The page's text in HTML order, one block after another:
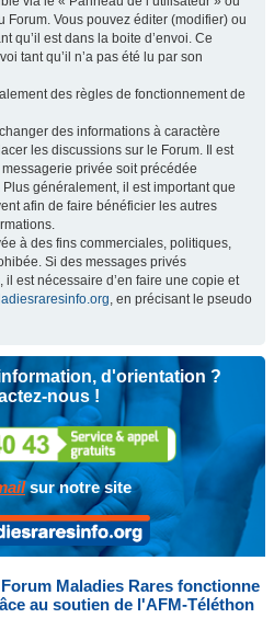
Forum. Vous pouvez éditer (modifier) ou
qu’il est dans la boite d’envoi. Ce
tant qu’il n’a pas été lu par son
des règles de fonctionnement de
des informations à caractère
les discussions sur le Forum. Il est
privée soit précédée
généralement, il est important que
afin de faire bénéficier les autres
à des fins commerciales, politiques,
Si des messages privés
est nécessaire d’en faire une copie et
, en précisant le pseudo
d'orientation ?
nous !
sur notre site
Maladies Rares fonctionne
au soutien de l'AFM-Téléthon